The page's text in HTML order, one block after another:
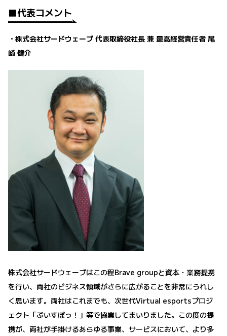
■代表コメント
・株式会社サードウェーブ 代表取締役社長 兼 最高経営責任者 尾
崎 健介
株式会社サードウェーブはこの程Brave groupと資本・業務提携
を行い、両社のビジネス領域がさらに広がることを非常にうれし
く思います。両社はこれまでも、次世代Virtual esportsプロジ
ェクト「ぶいすぽっ！」等で協業してまいりました。この度の提
携が、両社が手掛けるあらゆる事業、サービスにおいて、より多